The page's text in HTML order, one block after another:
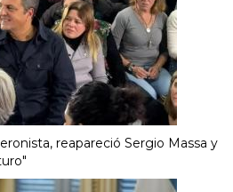
reapareció Sergio Massa y